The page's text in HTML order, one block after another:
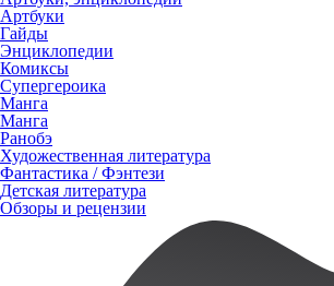
Артбуки
Гайды
Энциклопедии
Комиксы
Супергероика
Манга
Манга
Ранобэ
Художественная литература
Фантастика / Фэнтези
Детская литература
Обзоры и рецензии